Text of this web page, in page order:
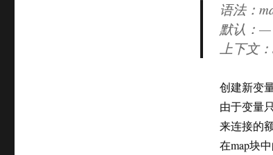
语法：
默认：—
上下文：
创建新变
由于变量
来连接的
在map块